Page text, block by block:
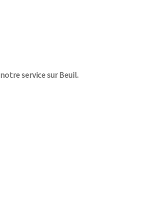
service sur Beuil.